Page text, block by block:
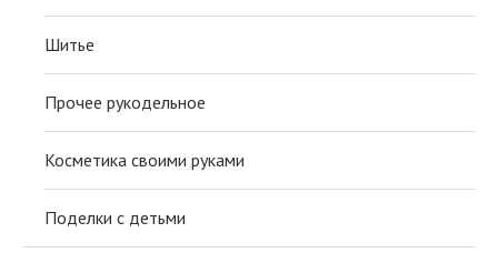
Шитье
Прочее рукодельное
Косметика своими руками
Поделки с детьми